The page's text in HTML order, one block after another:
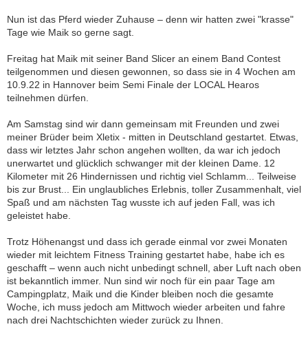
Nun ist das Pferd wieder Zuhause – denn wir hatten zwei "krasse"
Tage wie Maik so gerne sagt.
Freitag hat Maik mit seiner Band Slicer an einem Band Contest
teilgenommen und diesen gewonnen, so dass sie in 4 Wochen am
10.9.22 in Hannover beim Semi Finale der LOCAL Hearos
teilnehmen dürfen.
Am Samstag sind wir dann gemeinsam mit Freunden und zwei
meiner Brüder beim Xletix - mitten in Deutschland gestartet. Etwas,
dass wir letztes Jahr schon angehen wollten, da war ich jedoch
unerwartet und glücklich schwanger mit der kleinen Dame. 12
Kilometer mit 26 Hindernissen und richtig viel Schlamm... Teilweise
bis zur Brust... Ein unglaubliches Erlebnis, toller Zusammenhalt, viel
Spaß und am nächsten Tag wusste ich auf jeden Fall, was ich
geleistet habe.
Trotz Höhenangst und dass ich gerade einmal vor zwei Monaten
wieder mit leichtem Fitness Training gestartet habe, habe ich es
geschafft – wenn auch nicht unbedingt schnell, aber Luft nach oben
ist bekanntlich immer. Nun sind wir noch für ein paar Tage am
Campingplatz, Maik und die Kinder bleiben noch die gesamte
Woche, ich muss jedoch am Mittwoch wieder arbeiten und fahre
nach drei Nachtschichten wieder zurück zu Ihnen.